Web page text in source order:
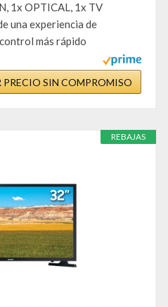
1x OPTICAL, 1x TV
una experiencia de
más rápido
PRECIO SIN COMPROMISO
REBAJAS